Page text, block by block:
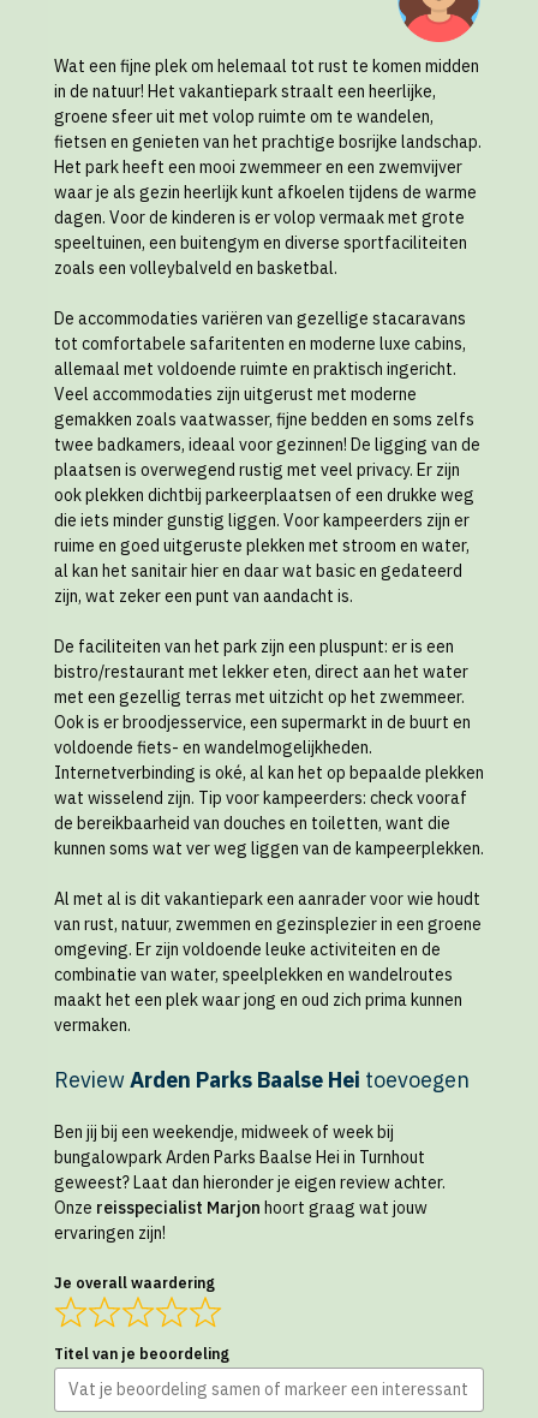
Wat een fijne plek om helemaal tot rust te komen midden
in de natuur! Het vakantiepark straalt een heerlijke,
groene sfeer uit met volop ruimte om te wandelen,
fietsen en genieten van het prachtige bosrijke landschap.
Het park heeft een mooi zwemmeer en een zwemvijver
waar je als gezin heerlijk kunt afkoelen tijdens de warme
dagen. Voor de kinderen is er volop vermaak met grote
speeltuinen, een buitengym en diverse sportfaciliteiten
zoals een volleybalveld en basketbal.
De accommodaties variëren van gezellige stacaravans
tot comfortabele safaritenten en moderne luxe cabins,
allemaal met voldoende ruimte en praktisch ingericht.
Veel accommodaties zijn uitgerust met moderne
gemakken zoals vaatwasser, fijne bedden en soms zelfs
twee badkamers, ideaal voor gezinnen! De ligging van de
plaatsen is overwegend rustig met veel privacy. Er zijn
ook plekken dichtbij parkeerplaatsen of een drukke weg
die iets minder gunstig liggen. Voor kampeerders zijn er
ruime en goed uitgeruste plekken met stroom en water,
al kan het sanitair hier en daar wat basic en gedateerd
zijn, wat zeker een punt van aandacht is.
De faciliteiten van het park zijn een pluspunt: er is een
bistro/restaurant met lekker eten, direct aan het water
met een gezellig terras met uitzicht op het zwemmeer.
Ook is er broodjesservice, een supermarkt in de buurt en
voldoende fiets- en wandelmogelijkheden.
Internetverbinding is oké, al kan het op bepaalde plekken
wat wisselend zijn. Tip voor kampeerders: check vooraf
de bereikbaarheid van douches en toiletten, want die
kunnen soms wat ver weg liggen van de kampeerplekken.
Al met al is dit vakantiepark een aanrader voor wie houdt
van rust, natuur, zwemmen en gezinsplezier in een groene
omgeving. Er zijn voldoende leuke activiteiten en de
combinatie van water, speelplekken en wandelroutes
maakt het een plek waar jong en oud zich prima kunnen
vermaken.
ReviewArden Parks Baalse Hei toevoegen
Ben jij bij een weekendje, midweek of week bij
bungalowpark Arden Parks Baalse Hei in Turnhout
geweest? Laat dan hieronder je eigen review achter.
Onze reisspecialist Marjon hoort graag wat jouw
ervaringen zijn!
Je overall waardering
Titel van je beoordeling